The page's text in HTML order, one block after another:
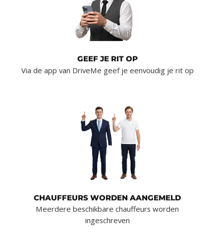
GEEF JE RIT OP
Via de app van DriveMe geef je eenvoudig je rit op
CHAUFFEURS WORDEN AANGEMELD
Meerdere beschikbare chauffeurs worden
ingeschreven